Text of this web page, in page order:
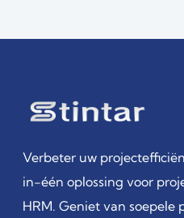
Verbeter uw
in-één oplossing voor
HRM. Geniet van soepele